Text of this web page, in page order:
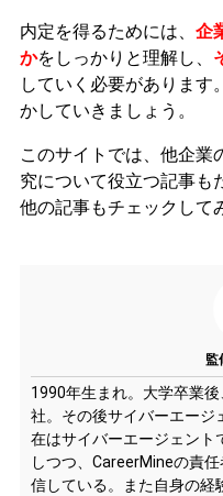
内定を得るためには、 企
かをしっかりと理解し、
していく必要があります。
かしていきましょう。
このサイトでは、他企業
究について役立つ記事も
他の記事もチェックして
監
1990年生まれ。大学卒業
社。その後サイバーエージ
在はサイバーエージェント
しつつ、CareerMineの責
信している。また自身の経